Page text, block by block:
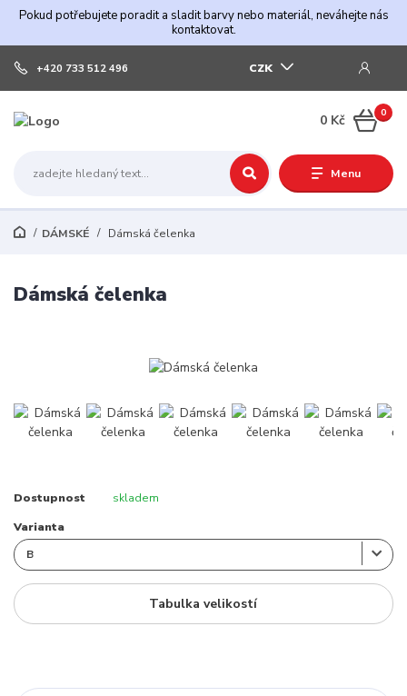
Pokud potřebujete poradit a sladit barvy nebo materiál, neváhejte nás
kontaktovat.
Menu
CZK
+420 733 512 496
0
0 Kč
DÁMSKÉ Dámská čelenka
Dámská čelenka
Dostupnost skladem
Varianta
Tabulka velikostí